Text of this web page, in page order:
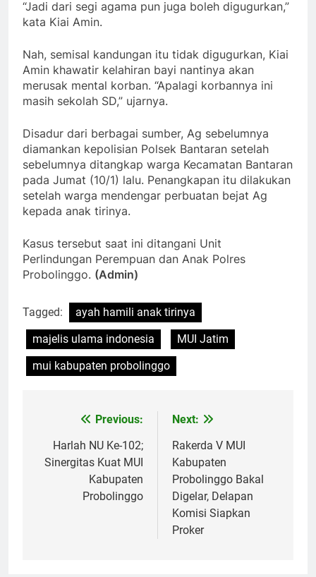
“Jadi dari segi agama pun juga boleh digugurkan,”
kata Kiai Amin.
Nah, semisal kandungan itu tidak digugurkan, Kiai
Amin khawatir kelahiran bayi nantinya akan
merusak mental korban. “Apalagi korbannya ini
masih sekolah SD,” ujarnya.
Disadur dari berbagai sumber, Ag sebelumnya
diamankan kepolisian Polsek Bantaran setelah
sebelumnya ditangkap warga Kecamatan Bantaran
pada Jumat (10/1) lalu. Penangkapan itu dilakukan
setelah warga mendengar perbuatan bejat Ag
kepada anak tirinya.
Kasus tersebut saat ini ditangani Unit
Perlindungan Perempuan dan Anak Polres
Probolinggo. (Admin)
Tagged:
ayah hamili anak tirinya
majelis ulama indonesia
MUI Jatim
mui kabupaten probolinggo
Navigasi
pos
Previous:
Harlah NU Ke-102;
Sinergitas Kuat MUI
Kabupaten
Probolinggo
Next:
Rakerda V MUI
Kabupaten
Probolinggo Bakal
Digelar, Delapan
Komisi Siapkan
Proker